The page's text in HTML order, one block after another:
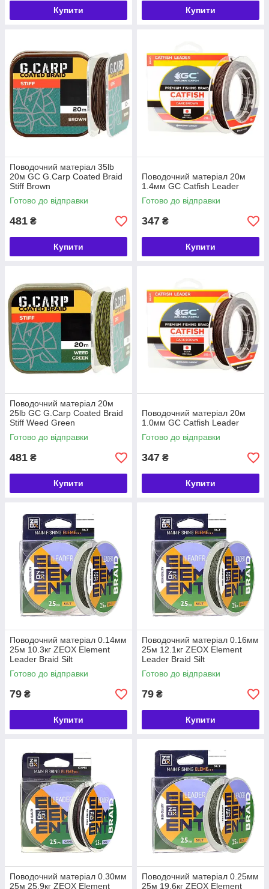
Купити Купити
Поводочний матеріал 35lb
20м GC G.Carp Coated Braid
Stiff Brown
Готово до відправки
481 ₴
Купити
Поводочний матеріал 20м
1.4мм GC Catfish Leader
Готово до відправки
347 ₴
Купити
Поводочний матеріал 20м
25lb GC G.Carp Coated Braid
Stiff Weed Green
Готово до відправки
481 ₴
Купити
Поводочний матеріал 20м
1.0мм GC Catfish Leader
Готово до відправки
347 ₴
Купити
Поводочний матеріал 0.14мм
25м 10.3кг ZEOX Element
Leader Braid Silt
Готово до відправки
79 ₴
Купити
Поводочний матеріал 0.16мм
25м 12.1кг ZEOX Element
Leader Braid Silt
Готово до відправки
79 ₴
Купити
Поводочний матеріал 0.30мм
25м 25.9кг ZEOX Element
Поводочний матеріал 0.25мм
25м 19.6кг ZEOX Element